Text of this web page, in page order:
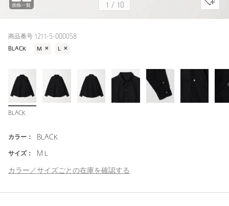
1 / 10
商品番号 1211-5-000058
BLACK M ✕ L ✕
BLACK
カラー： BLACK
サイズ： M L
カラー／サイズごとの在庫を確認する